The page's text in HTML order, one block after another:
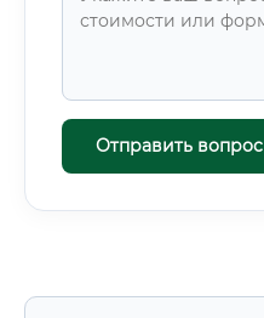
Отправить вопрос